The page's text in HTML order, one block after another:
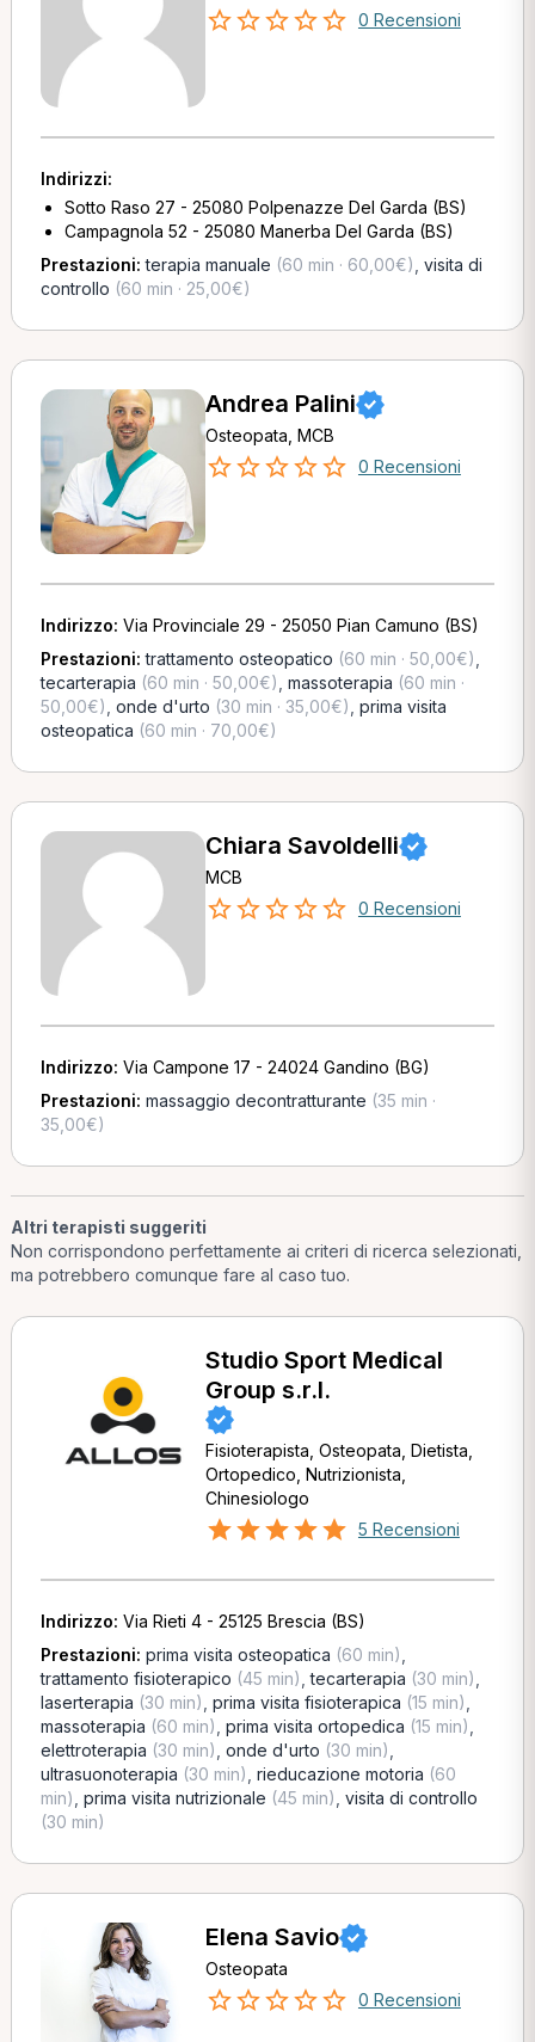
0 Recensioni
Indirizzi:
Sotto Raso 27 - 25080 Polpenazze Del Garda (BS)
Campagnola 52 - 25080 Manerba Del Garda (BS)
Prestazioni:terapia manuale (60 min · 60,00€) visita di
controllo (60 min · 25,00€)
Andrea Palini
Osteopata, MCB
0 Recensioni
Indirizzo: Via Provinciale 29 - 25050 Pian Camuno (BS)
Prestazioni:trattamento osteopatico (60 min · 50,00€)
tecarterapia (60 min · 50,00€) massoterapia (60 min ·
50,00€) onde d'urto (30 min · 35,00€) prima visita
osteopatica (60 min · 70,00€)
Chiara Savoldelli
MCB
0 Recensioni
Indirizzo: Via Campone 17 - 24024 Gandino (BG)
Prestazioni: massaggio decontratturante (35 min ·
35,00€)
Altri terapisti suggeriti
Non corrispondono perfettamente ai criteri di ricerca selezionati,
ma potrebbero comunque fare al caso tuo.
Studio Sport Medical
Group s.r.l.
Fisioterapista, Osteopata, Dietista,
Ortopedico, Nutrizionista,
Chinesiologo
5 Recensioni
Indirizzo: Via Rieti 4 - 25125 Brescia (BS)
Prestazioni: prima visita osteopatica (60 min)
trattamento fisioterapico (45 min) ,tecarterapia (30 min)
laserterapia (30 min) prima visita fisioterapica (15 min)
massoterapia (60 min) prima visita ortopedica (15 min)
elettroterapia (30 min) onde d'urto (30 min)
ultrasuonoterapia (30 min) rieducazione motoria (60
min) prima visita nutrizionale (45 min) visita di controllo
(30 min)
Elena Savio
Osteopata
0 Recensioni